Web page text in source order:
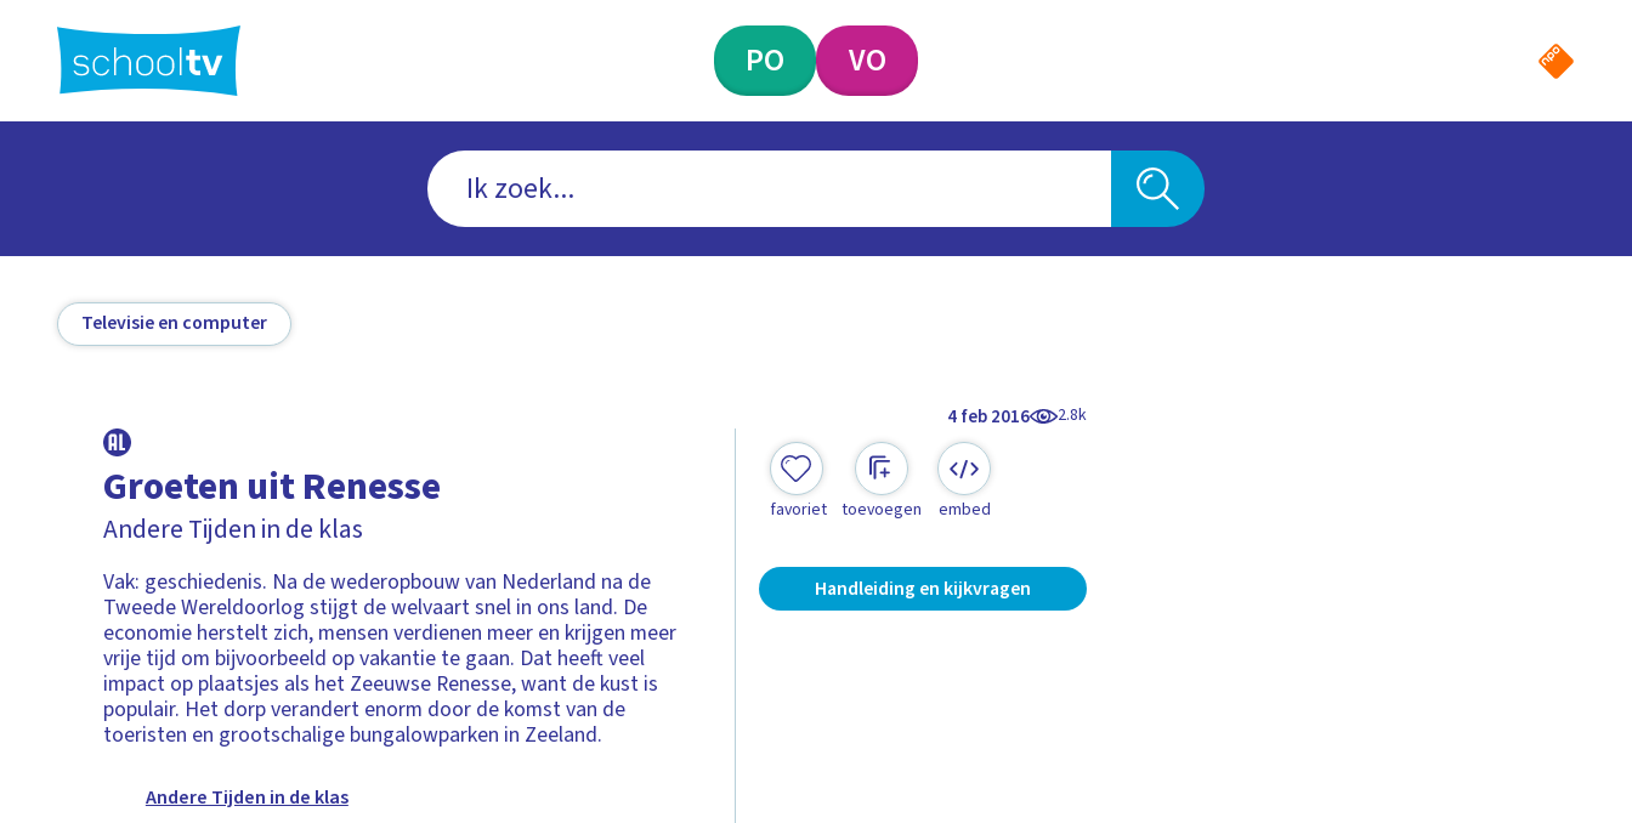
hoofdinhoud
PO VO
Televisie en computer
4 feb 2016 2.8k
Groeten uit Renesse
Andere Tijden in de klas
Vak: geschiedenis. Na de wederopbouw van Nederland na de
Tweede Wereldoorlog stijgt de welvaart snel in ons land. De
economie herstelt zich, mensen verdienen meer en krijgen meer
vrije tijd om bijvoorbeeld op vakantie te gaan. Dat heeft veel
impact op plaatsjes als het Zeeuwse Renesse, want de kust is
populair. Het dorp verandert enorm door de komst van de
toeristen en grootschalige bungalowparken in Zeeland.
Andere Tijden in de klas
favoriet toevoegen embed
Handleiding en kijkvragen